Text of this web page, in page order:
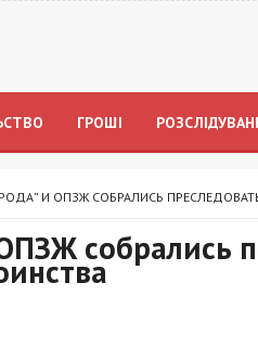
ГРОШІ
И ОПЗЖ СОБРАЛИСЬ
собрались